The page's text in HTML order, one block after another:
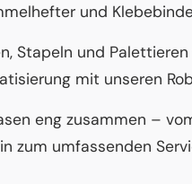
und
Stapeln und
mit unseren
eng zusammen –
zum umfassenden